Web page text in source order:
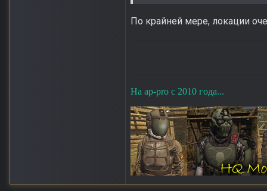
По крайней мере, локации
На ap-pro с 2010 года...